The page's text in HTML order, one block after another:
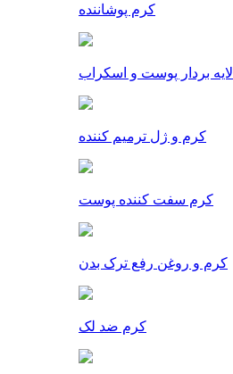
کرم پوشاننده
لایه بردار پوست و اسکراب
کرم و ژل ترمیم کننده
کرم سفت کننده پوست
کرم و روغن رفع ترک بدن
کرم ضد لک